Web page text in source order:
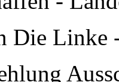
Die Linke